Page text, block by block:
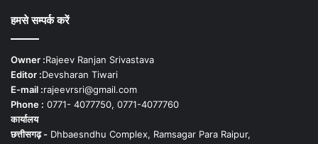
हमसे सम्पर्क करें
Owner :Rajeev Ranjan Srivastava
Editor :Devsharan Tiwari
E-mail :rajeevrsri@gmail.com
Phone : 0771- 4077750, 0771-4077760
कार्यालय
छत्तीसगढ़ - Dhbaesndhu Complex, Ramsagar Para Raipur,